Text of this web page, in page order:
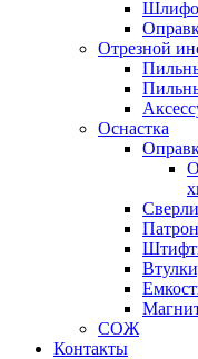
Отрезной
Оснастка
СОЖ
Контакты